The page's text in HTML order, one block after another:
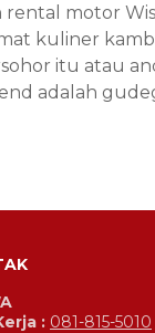
rental motor
kuliner
itu atau
adalah
: 081-815-5010